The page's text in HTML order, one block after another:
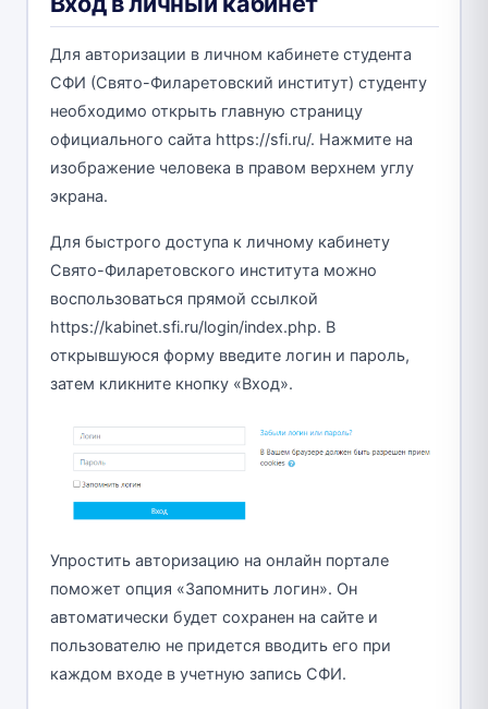
Для авторизации в личном кабинете студента
СФИ (Свято-Филаретовский институт) студенту
необходимо открыть главную страницу
официального сайта https://sfi.ru/. Нажмите на
изображение человека в правом верхнем углу
экрана.
Для быстрого доступа к личному кабинету
Свято-Филаретовского института можно
воспользоваться прямой ссылкой
https://kabinet.sfi.ru/login/index.php. В
открывшуюся форму введите логин и пароль,
затем кликните кнопку «Вход».
Упростить авторизацию на онлайн портале
поможет опция «Запомнить логин». Он
автоматически будет сохранен на сайте и
пользователю не придется вводить его при
каждом входе в учетную запись СФИ.